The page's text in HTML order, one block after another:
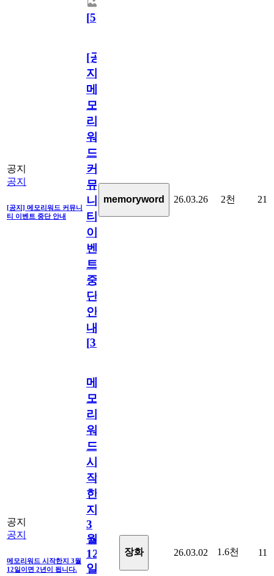
[5]
공지
공지
[공지] 메모리워드 커뮤니
티 이벤트 중단 안내
[공
지]
메
모
리
워
드
커
뮤
니
티
이
벤
트
중
단
안
내
[31
memoryword 26.03.26 2천 21
공지
공지
메모리워드 시작한지 3월
12일이면 2년이 됩니다.
메
모
리
워
드
시
작
한
지
3
월
12
일
장화 26.03.02 1.6천 11